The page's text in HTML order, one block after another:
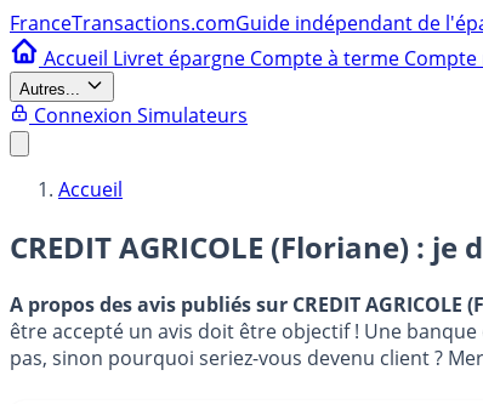
FranceTransactions.comGuide indépendant de
Accueil Livret épargne Compte à terme
Autres...
Connexion Simulateurs
Accueil
CREDIT AGRICOLE (Floriane) :
A propos des avis publiés sur CREDIT AGRICOLE
être accepté un avis doit être objectif ! Une
pas, sinon pourquoi seriez-vous devenu client ?